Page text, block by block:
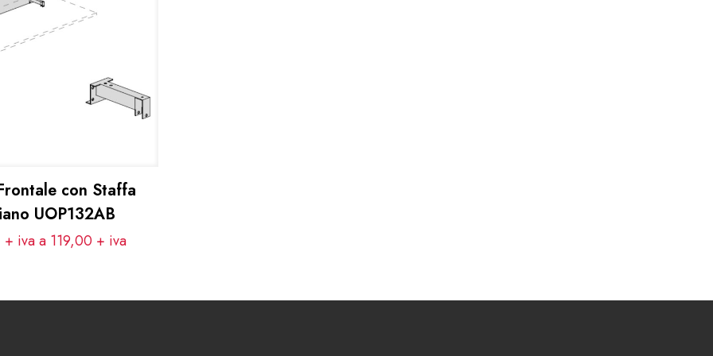
con Staffa
UOP132AB
iva a 119,00 + iva